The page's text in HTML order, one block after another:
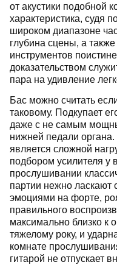
от акустики подобной
характеристика, судя
широком диапазоне
глубина сцены, а
инструментов
доказательством
пара на удивление
Бас можно считать
таковому. Подкупает
даже с не самым
нижней педали
является сложной
подбором усилителя у
прослушивании
партии нежно ласкают
эмоциями на форте,
правильного
максимально близко к
тяжелому року, и
комнате
гитарой не отпускает